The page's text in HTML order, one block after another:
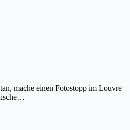
mache einen Fotostopp im Louvre